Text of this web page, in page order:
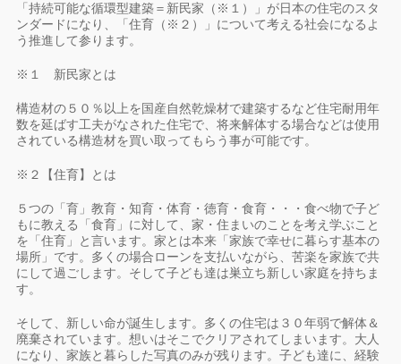
「持続可能な循環型建築＝新民家（※１）」が日本の住宅のスタ
ンダードになり、「住育（※２）」について考える社会になるよ
う推進して参ります。
※１ 新民家とは
構造材の５０％以上を国産自然乾燥材で建築するなど住宅耐用年
数を延ばす工夫がなされた住宅で、将来解体する場合などは使用
されている構造材を買い取ってもらう事が可能です。
※２【住育】とは
５つの「育」教育・知育・体育・徳育・食育・・・食べ物で子ど
もに教える「食育」に対して、家・住まいのことを考え学ぶこと
を「住育」と言います。家とは本来「家族で幸せに暮らす基本の
場所」です。多くの場合ローンを支払いながら、苦楽を家族で共
にして過ごします。そして子ども達は巣立ち新しい家庭を持ちま
す。
そして、新しい命が誕生します。多くの住宅は３０年弱で解体＆
廃棄されています。想いはそこでクリアされてしまいます。大人
になり、家族と暮らした写真のみが残ります。子ども達に、経験